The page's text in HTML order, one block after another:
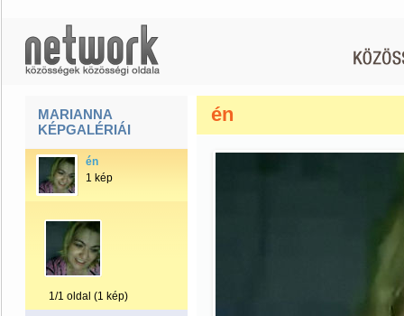
MARIANNA
KÉPGALÉRIÁI
én
1 kép
1/1 oldal (1 kép)
én